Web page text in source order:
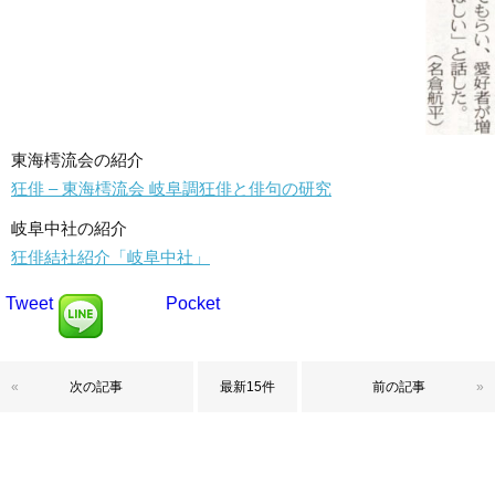
東海樗流会の紹介
狂俳 – 東海樗流会 岐阜調狂俳と俳句の研究
岐阜中社の紹介
狂俳結社紹介「岐阜中社」
Tweet Pocket
次の記事
« 最新15件 前の記事 »